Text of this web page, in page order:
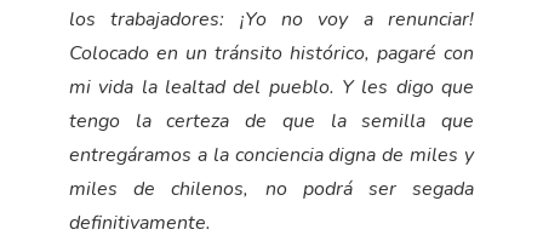
los trabajadores: ¡Yo no voy a renunciar!
Colocado en un tránsito histórico, pagaré con
mi vida la lealtad del pueblo. Y les digo que
tengo la certeza de que la semilla que
entregáramos a la conciencia digna de miles y
miles de chilenos, no podrá ser segada
definitivamente.